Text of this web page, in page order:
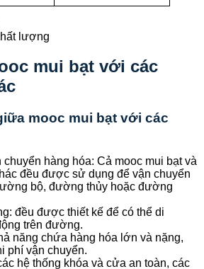
lượng
mui bạt với các
mooc mui bạt với các
hàng hóa: Cả mooc mui bạt và
đều được sử dụng để vận chuyển
bộ, đường thủy hoặc đường
đều được thiết kế để có thể di
trên đường.
năng chứa hàng hóa lớn và nặng,
phí vận chuyển.
hệ thống khóa và cửa an toàn, các